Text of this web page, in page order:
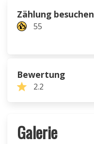
Zählung besuchen
55
Bewertung
2.2
Galerie